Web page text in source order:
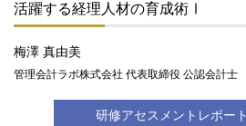
活躍する経理人材の育成術Ⅰ
梅澤 真由美
管理会計ラボ株式会社 代表取締役 公認会計士
研修アセスメントレポー